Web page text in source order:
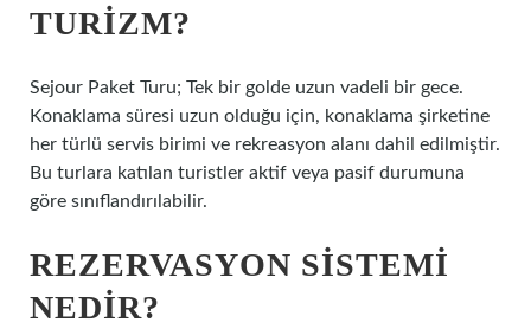
TURIZM?
Sejour Paket Turu; Tek bir golde uzun vadeli bir gece.
Konaklama süresi uzun olduğu için, konaklama şirketine
her türlü servis birimi ve rekreasyon alanı dahil edilmiştir.
Bu turlara katılan turistler aktif veya pasif durumuna
göre sınıflandırılabilir.
REZERVASYON SISTEMI
NEDIR?